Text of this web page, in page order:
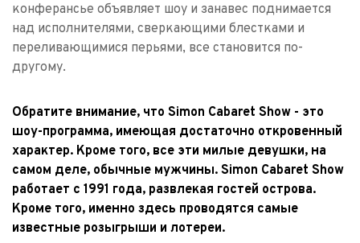
конферансье объявляет шоу и занавес поднимается
над исполнителями, сверкающими блестками и
переливающимися перьями, все становится по-
другому.
Обратите внимание, что Simon Cabaret Show - это
шоу-программа, имеющая достаточно откровенный
характер. Кроме того, все эти милые девушки, на
самом деле, обычные мужчины. Simon Cabaret Show
работает с 1991 года, развлекая гостей острова.
Кроме того, именно здесь проводятся самые
известные розыгрыши и лотереи.